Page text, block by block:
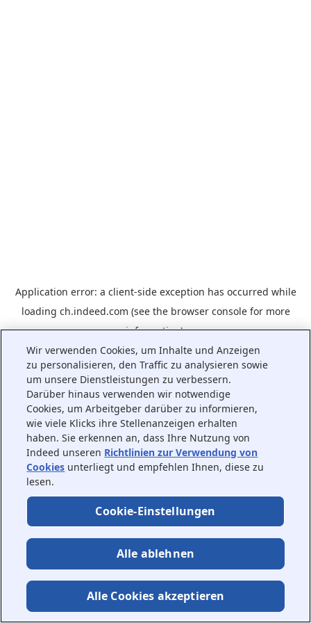
Application error: a client-side exception has occurred while
loading ch.indeed.com (see the browser consolefor more
information).
Wir verwenden Cookies, um Inhalte und Anzeigen
zu personalisieren, den Traffic zu analysieren sowie
um unsere Dienstleistungen zu verbessern.
Darüber hinaus verwenden wir notwendige
Cookies, um Arbeitgeber darüber zu informieren,
wie viele Klicks ihre Stellenanzeigen erhalten
haben. Sie erkennen an, dass Ihre Nutzung von
Indeed unseren Richtlinien zur Verwendung von
Cookies unterliegt und empfehlen Ihnen, diese zu
lesen.
Cookie-Einstellungen
Alle ablehnen
Alle Cookies akzeptieren